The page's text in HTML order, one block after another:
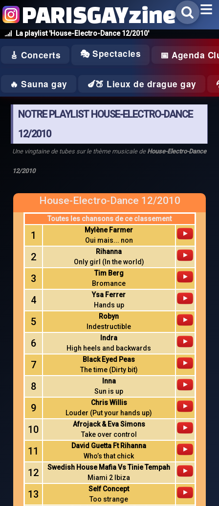
La playlist 'House-Electro-Dance 12/2010'
PARISGAYzine
🎸 Concerts 🎭 Spectacles 📅 Agenda
🔥 Sauna gay 🍆🍑 Lieux de drague gay
NOTRE PLAYLIST HOUSE-ELECTRO-DANCE
12/2010
Une vingtaine de tubes sur le thème musicale de House-Electro-Dance
12/2010
House-Electro-Dance 12/2010
Toutes les chansons de ce classement
1
Mylène Farmer
Oui mais... non
2
Rihanna
Only girl (In the world)
3
Tim Berg
Bromance
4
Ysa Ferrer
Hands up
5
Robyn
Indestructible
6
Indra
High heels and backwards
7
Black Eyed Peas
The time (Dirty bit)
8
Inna
Sun is up
9
Chris Willis
Louder (Put your hands up)
10
Afrojack & Eva Simons
Take over control
11
David Guetta Ft Rihanna
Who’s that chick
12
Swedish House Mafia Vs Tinie Tempah
Miami 2 Ibiza
13
Self Concept
Too strange